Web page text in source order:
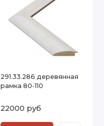
291.33.286 деревянная
рамка 80-110
22000 руб